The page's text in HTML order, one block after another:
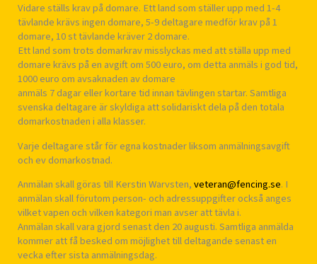
Vidare ställs krav på domare. Ett land som ställer upp med 1-4
tävlande krävs ingen domare, 5-9 deltagare medför krav på 1
domare, 10 st tävlande kräver 2 domare.
Ett land som trots domarkrav misslyckas med att ställa upp med
domare krävs på en avgift om 500 euro, om detta anmäls i god tid,
1000 euro om avsaknaden av domare
anmäls 7 dagar eller kortare tid innan tävlingen startar. Samtliga
svenska deltagare är skyldiga att solidariskt dela på den totala
domarkostnaden i alla klasser.
Varje deltagare står för egna kostnader liksom anmälningsavgift
och ev domarkostnad.
Anmälan skall göras till Kerstin Warvsten,veteran@fencing.se. I
anmälan skall förutom person- och adressuppgifter också anges
vilket vapen och vilken kategori man avser att tävla i.
Anmälan skall vara gjord senast den 20 augusti. Samtliga anmälda
kommer att få besked om möjlighet till deltagande senast en
vecka efter sista anmälningsdag.